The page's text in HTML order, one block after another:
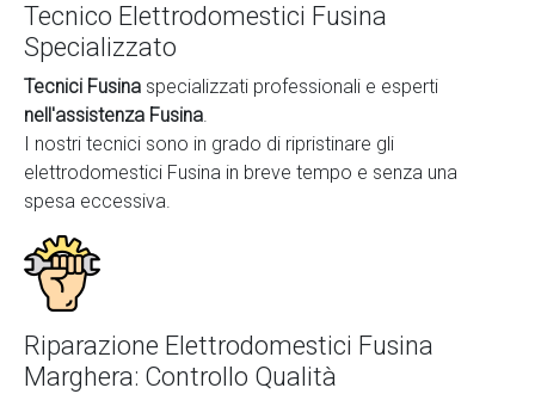
Tecnico Elettrodomestici Fusina
Specializzato
Tecnici Fusina specializzati professionali e esperti
nell'assistenza Fusina.
I nostri tecnici sono in grado di ripristinare gli
elettrodomestici Fusina in breve tempo e senza una
spesa eccessiva.
Riparazione Elettrodomestici Fusina
Marghera: Controllo Qualità